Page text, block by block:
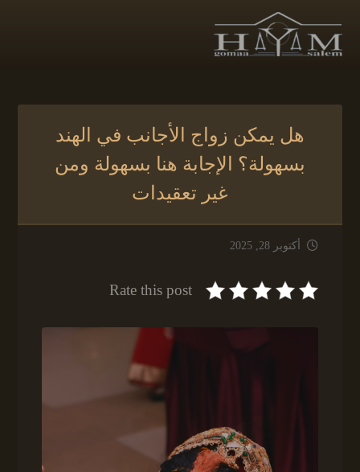
هل يمكن زواج الأجانب في الهند
بسهولة؟ الإجابة هنا بسهولة ومن
غير تعقيدات
أكتوبر 28, 2025
Rate this post